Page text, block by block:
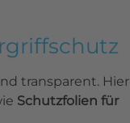
transparent. Hier
Schutzfolien für